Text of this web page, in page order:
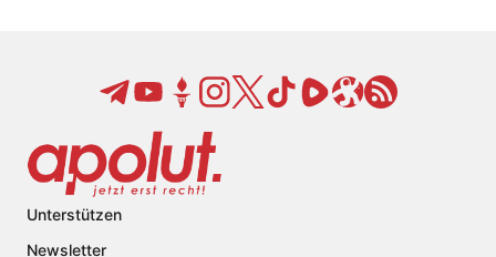
Unterstützen
Newsletter